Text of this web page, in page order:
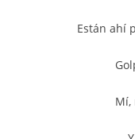
Están ahí
Mí,